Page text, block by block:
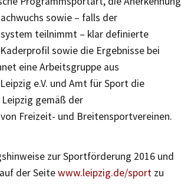
sowie – falls der
teilnimmt – klar definierte
sowie die Ergebnisse bei
eine Arbeitsgruppe aus
e.V. und Amt für Sport die
gemäß der
Freizeit- und Breitensportvereinen.
zur Sportförderung 2016 und
der Seitewww.leipzig.de/sport zu